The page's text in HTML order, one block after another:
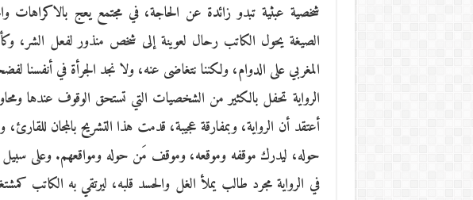
شخصية عبثية تبدو زائدة عن الحاجة، في مجتمع يعج بالاكراهات
الصيغة يحول الكاتب رحال لعوينة إلى شخص منذور لفعل الشر،
المغربي على الدوام، ولكننا نتغاضى عنه، ولا نجد الجرأة في أنفسنا
الرواية تحفل بالكثير من الشخصيات التي تستحق الوقوف عندها
أعتقد أن الرواية، وبمفارقة عجيبة، قدمت هذا التشريح بالمجان
حوله، ليدرك موقفه وموقعه، وموقف مَن حوله ومواقعهم. وعلى سبيل
في الرواية مجرد طالب يملأ الغل والحسد قلبه، ليرتقي به الكاتب